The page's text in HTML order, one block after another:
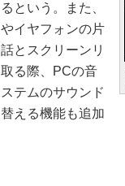
という。また、
イヤフォンの片
とスクリーンリ
る際、PCの音
テムのサウンド
える機能も追加